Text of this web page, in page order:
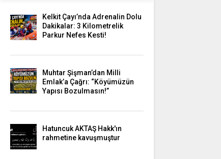
Kelkit Çayı’nda Adrenalin Dolu
Dakikalar: 3 Kilometrelik
Parkur Nefes Kesti!
Muhtar Şişman’dan Milli
Emlak’a Çağrı: “Köyümüzün
Yapısı Bozulmasın!”
Hatuncuk AKTAŞ Hakk'ın
rahmetine kavuşmuştur